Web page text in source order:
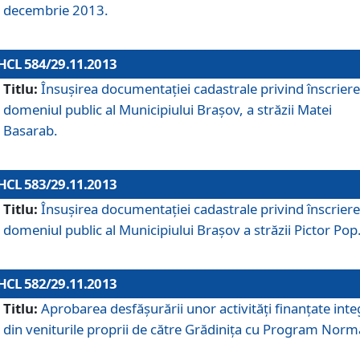
decembrie 2013.
584/29.11.2013
Titlu: Însuşirea documentaţiei cadastrale privind
domeniul public al Municipiului Braşov, a străzii Matei
Basarab.
583/29.11.2013
Titlu: Însuşirea documentaţiei cadastrale privind
domeniul public al Municipiului Braşov a străzii Pictor
582/29.11.2013
Titlu: Aprobarea desfăşurării unor activităţi finanţate
din veniturile proprii de către Grădiniţa cu Program